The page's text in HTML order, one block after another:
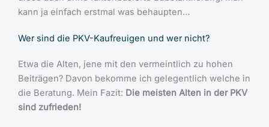
kann ja einfach erstmal was behaupten…
Wer sind die PKV-Kaufreuigen und wer nicht?
Etwa die Alten, jene mit den vermeintlich zu hohen
Beiträgen? Davon bekomme ich gelegentlich welche in
die Beratung. Mein Fazit: Die meisten Alten in der PKV
sind zufrieden!